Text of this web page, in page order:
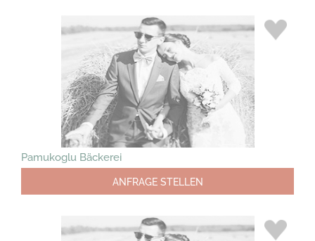
Pamukoglu Bäckerei
ANFRAGE STELLEN